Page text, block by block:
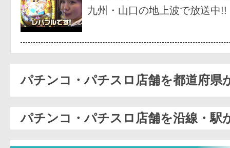
九州・山口の地上波で放送中
パチンコ・パチスロ店舗を都道府県
パチンコ・パチスロ店舗を沿線・駅